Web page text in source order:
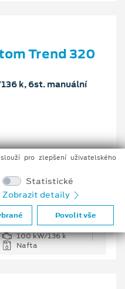
Trend 320
k, 6st. manuální
100 kW/136 k
Nafta
pro zlepšení uživatelského
Statistické
Zobrazit detaily
Povolit vše